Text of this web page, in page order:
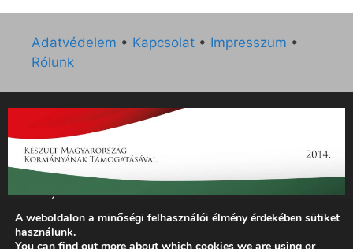
Adatvédelem • Kapcsolat • Impresszum •
Rólunk
„Az Új Ember katolikus hetilap 2014. évi működésének
támogatását az EGYH-KCP-14-P-0121 sz. támogatási
szerződés keretében 3 000 000 Ft összegben támogatta az
A weboldalon a minőségi felhasználói élmény érdekében sütiket
használunk.